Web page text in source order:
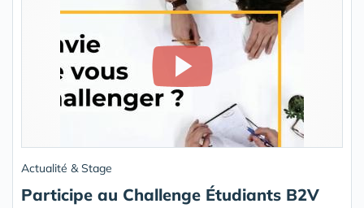
Actualité & Stage
Participe au Challenge Étudiants B2V